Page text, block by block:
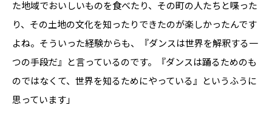
た地域でおいしいものを食べたり、その町の人たちと喋った
り、その土地の文化を知ったりできたのが楽しかったんです
よね。そういった経験からも、『ダンスは世界を解釈する一
つの手段だ』と言っているのです。『ダンスは踊るためのも
のではなくて、世界を知るためにやっている』というふうに
思っています」